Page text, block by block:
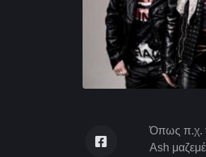
Όπως π.χ.
Ash